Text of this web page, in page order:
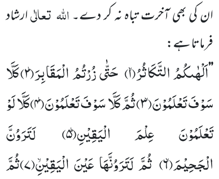
ان کی بھی آخرت تباہ نہ کر دے۔اللہ تعالٰیارشاد
فرماتا ہے:
’’اَلْهٰىكُمُ التَّكَاثُرُۙ(۱) حَتّٰى زُرْتُمُ الْمَقَابِرَؕ(۲) كَلَّا
سَوْفَ تَعْلَمُوْنَۙ(۳)ثُمَّ كَلَّا سَوْفَ تَعْلَمُوْنَؕ(۴)كَلَّا لَوْ
تَعْلَمُوْنَ عِلْمَ الْیَقِیْنِؕ(۵)
لَتَرَوُنَّ
الْجَحِیْمَۙ(۶) ثُمَّ لَتَرَوُنَّهَا عَیْنَ الْیَقِیْۙنِ(۷)ثُمَّ